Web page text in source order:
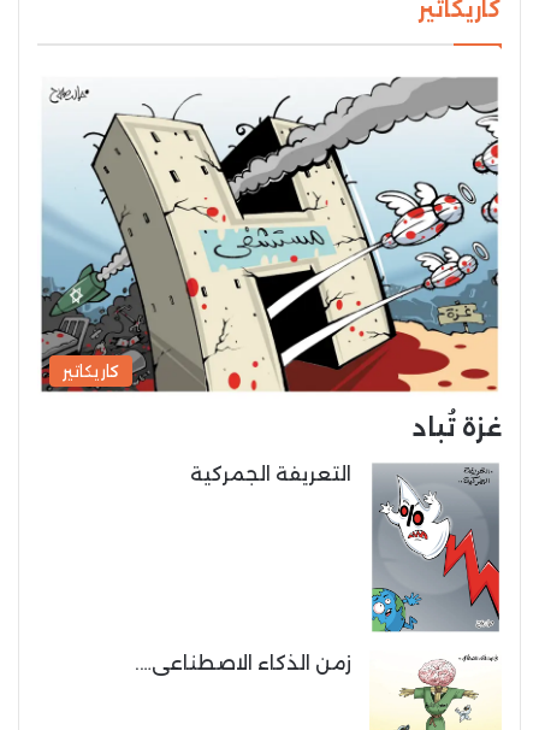
كاريكاتير
كاريكاتير
غزة تُباد
التعريفة الجمركية
زمن الذكاء الاصطناعى….